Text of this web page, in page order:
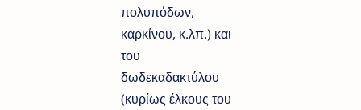
πολυπόδων,
καρκίνου, κ.λπ.) και
του
δωδεκαδακτύλου
(κυρίως έλκους του